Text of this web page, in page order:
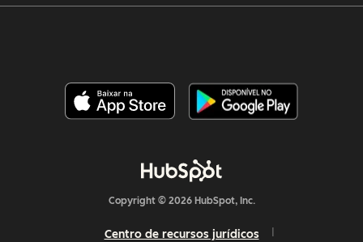
Copyright © 2026 HubSpot, Inc.
Centro de recursos jurídicos